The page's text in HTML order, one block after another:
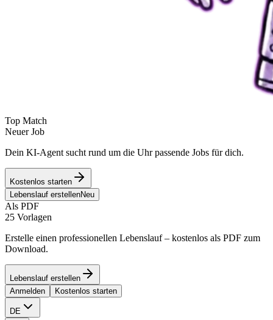
Top Match
Neuer Job
Dein KI-Agent sucht rund um die Uhr passende Jobs für dich.
Kostenlos starten
Lebenslauf erstellenNeu
Als PDF
25 Vorlagen
Erstelle einen professionellen Lebenslauf – kostenlos als PDF zum
Download.
Lebenslauf erstellen
Anmelden
Kostenlos starten
DE